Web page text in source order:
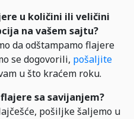
u količini ili veličini
na vašem sajtu?
da odštampamo flajere
se dogovorili, pošaljite
u što kraćem roku.
sa savijanjem?
pošiljke šaljemo u